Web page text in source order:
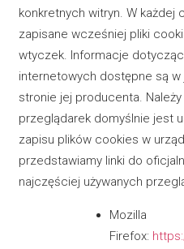
konkretnych witryn. W każdej
zapisane wcześniej pliki
wtyczek. Informacje
internetowych dostępne są
stronie jej producenta.
przeglądarek domyślnie jest
zapisu plików cookies w
przedstawiamy linki do
najczęściej używanych
Mozilla
Firefox: